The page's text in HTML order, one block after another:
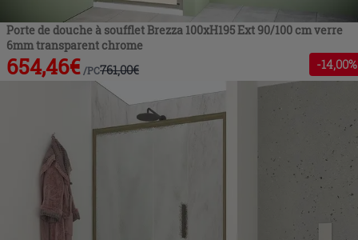
Porte de douche à soufflet Brezza 100xH195 Ext 90/100 cm verre
6mm transparent chrome
654,46€ /PC761,00€ -14,00%